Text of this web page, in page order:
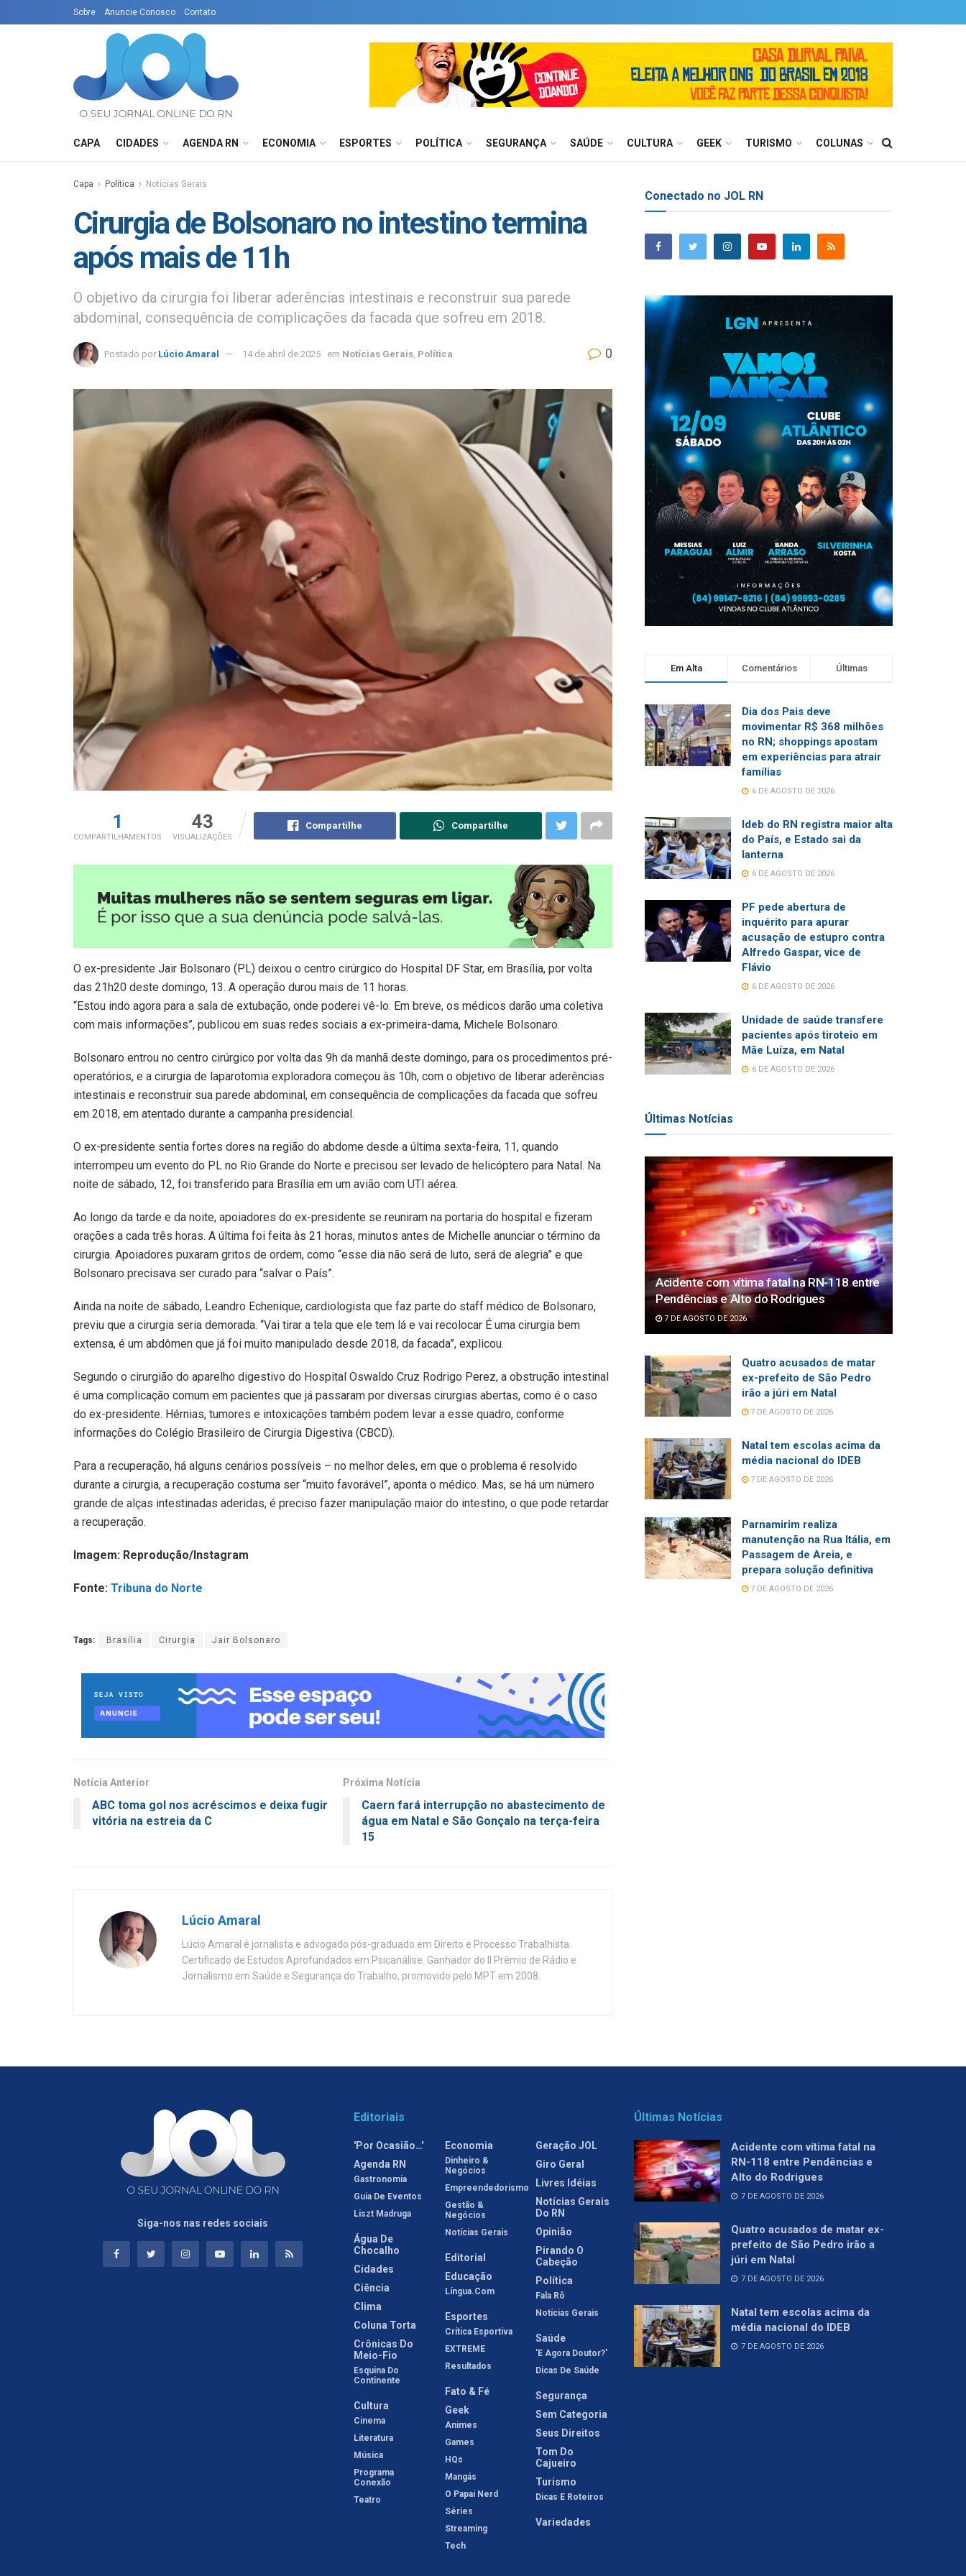
Sobre Anuncie Conosco Contato
CAPA CIDADES AGENDA RN ECONOMIA ESPORTES POLÍTICA SEGURANÇA SAÚDE CULTURA GEEK TURISMO COLUNAS
Capa Política Notícias Gerais
Cirurgia de Bolsonaro no intestino termina
após mais de 11h
O objetivo da cirurgia foi liberar aderências intestinais e reconstruir sua parede
abdominal, consequência de complicações da facada que sofreu em 2018.
Postado por Lúcio Amaral 14 de abril de 2025 em Notícias Gerais Política 0
1
COMPARTILHAMENTOS
43
VISUALIZAÇÕES
Compartilhe Compartilhe
O ex-presidente Jair Bolsonaro (PL) deixou o centro cirúrgico do Hospital DF Star, em Brasília, por volta
das 21h20 deste domingo, 13. A operação durou mais de 11 horas.
“Estou indo agora para a sala de extubação, onde poderei vê-lo. Em breve, os médicos darão uma coletiva
com mais informações”, publicou em suas redes sociais a ex-primeira-dama, Michele Bolsonaro.
Bolsonaro entrou no centro cirúrgico por volta das 9h da manhã deste domingo, para os procedimentos pré-
operatórios, e a cirurgia de laparotomia exploradora começou às 10h, com o objetivo de liberar aderências
intestinais e reconstruir sua parede abdominal, em consequência de complicações da facada que sofreu
em 2018, em atentado durante a campanha presidencial.
O ex-presidente sentia fortes dores na região do abdome desde a última sexta-feira, 11, quando
interrompeu um evento do PL no Rio Grande do Norte e precisou ser levado de helicóptero para Natal. Na
noite de sábado, 12, foi transferido para Brasília em um avião com UTI aérea.
Ao longo da tarde e da noite, apoiadores do ex-presidente se reuniram na portaria do hospital e fizeram
orações a cada três horas. A última foi feita às 21 horas, minutos antes de Michelle anunciar o término da
cirurgia. Apoiadores puxaram gritos de ordem, como “esse dia não será de luto, será de alegria” e que
Bolsonaro precisava ser curado para “salvar o País”.
Ainda na noite de sábado, Leandro Echenique, cardiologista que faz parte do staff médico de Bolsonaro,
previu que a cirurgia seria demorada. “Vai tirar a tela que ele tem lá e vai recolocar É uma cirurgia bem
extensa, é um abdômen que já foi muito manipulado desde 2018, da facada”, explicou.
Segundo o cirurgião do aparelho digestivo do Hospital Oswaldo Cruz Rodrigo Perez, a obstrução intestinal
é uma complicação comum em pacientes que já passaram por diversas cirurgias abertas, como é o caso
do ex-presidente. Hérnias, tumores e intoxicações também podem levar a esse quadro, conforme
informações do Colégio Brasileiro de Cirurgia Digestiva (CBCD).
Para a recuperação, há alguns cenários possíveis – no melhor deles, em que o problema é resolvido
durante a cirurgia, a recuperação costuma ser “muito favorável”, aponta o médico. Mas, se há um número
grande de alças intestinadas aderidas, é preciso fazer manipulação maior do intestino, o que pode retardar
a recuperação.
Imagem: Reprodução/Instagram
Fonte: Tribuna do Norte
Tags: Brasília Cirurgia Jair Bolsonaro
Notícia Anterior
ABC toma gol nos acréscimos e deixa fugir
vitória na estreia da C
Próxima Notícia
Caern fará interrupção no abastecimento de
água em Natal e São Gonçalo na terça-feira
15
Lúcio Amaral
Lúcio Amaral é jornalista e advogado pós-graduado em Direito e Processo Trabalhista.
Certificado de Estudos Aprofundados em Psicanálise. Ganhador do II Prêmio de Rádio e
Jornalismo em Saúde e Segurança do Trabalho, promovido pelo MPT em 2008.
Conectado no JOL RN
Em Alta Comentários Últimas
Dia dos Pais deve
movimentar R$ 368 milhões
no RN; shoppings apostam
em experiências para atrair
famílias
6 DE AGOSTO DE 2026
Ideb do RN registra maior alta
do País, e Estado sai da
lanterna
6 DE AGOSTO DE 2026
PF pede abertura de
inquérito para apurar
acusação de estupro contra
Alfredo Gaspar, vice de
Flávio
6 DE AGOSTO DE 2026
Unidade de saúde transfere
pacientes após tiroteio em
Mãe Luíza, em Natal
6 DE AGOSTO DE 2026
Últimas Notícias
Acidente com vítima fatal na RN-118 entre
Pendências e Alto do Rodrigues
7 DE AGOSTO DE 2026
Quatro acusados de matar
ex-prefeito de São Pedro
irão a júri em Natal
7 DE AGOSTO DE 2026
Natal tem escolas acima da
média nacional do IDEB
7 DE AGOSTO DE 2026
Parnamirim realiza
manutenção na Rua Itália, em
Passagem de Areia, e
prepara solução definitiva
7 DE AGOSTO DE 2026
Siga-nos nas redes sociais
Editoriais
'Por Ocasião…'
Agenda RN
Gastronomia
Guia De Eventos
Liszt Madruga
Água De
Chocalho
Cidades
Ciência
Clima
Coluna Torta
Crônicas Do
Meio-Fio
Esquina Do
Continente
Cultura
Cinema
Literatura
Música
Programa
Conexão
Teatro
Economia
Dinheiro &
Negócios
Empreendedorismo
Gestão &
Negócios
Notícias Gerais
Editorial
Educação
Língua.com
Esportes
Crítica Esportiva
EXTREME
Resultados
Fato & Fé
Geek
Animes
Games
HQs
Mangás
O Papai Nerd
Séries
Streaming
Tech
Geração JOL
Giro Geral
Livres Idéias
Notícias Gerais
Do RN
Opinião
Pirando O
Cabeção
Política
Fala Rô
Notícias Gerais
Saúde
'E Agora Doutor?'
Dicas De Saúde
Segurança
Sem Categoria
Seus Direitos
Tom Do
Cajueiro
Turismo
Dicas E Roteiros
Variedades
Últimas Notícias
Acidente com vítima fatal na
RN-118 entre Pendências e
Alto do Rodrigues
7 DE AGOSTO DE 2026
Quatro acusados de matar ex-
prefeito de São Pedro irão a
júri em Natal
7 DE AGOSTO DE 2026
Natal tem escolas acima da
média nacional do IDEB
7 DE AGOSTO DE 2026